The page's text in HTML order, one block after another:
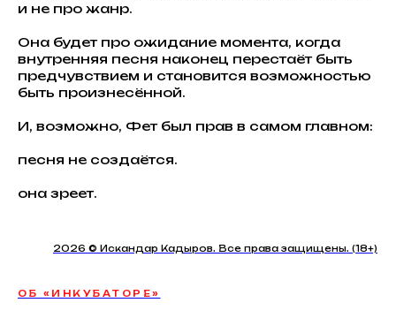
и не про жанр.
Она будет про ожидание момента, когда
внутренняя песня наконец перестаёт быть
предчувствием и становится возможностью
быть произнесённой.
И, возможно, Фет был прав в самом главном:
песня не создаётся.
она зреет.
2026 © Искандар Кадыров. Все права защищены. (18+)
ОБ «ИНКУБАТОРЕ»